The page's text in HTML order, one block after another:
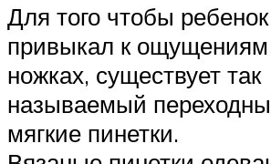
Для того чтобы
привыкал к ощущениям
ножках, существует так
называемый
мягкие пинетки.